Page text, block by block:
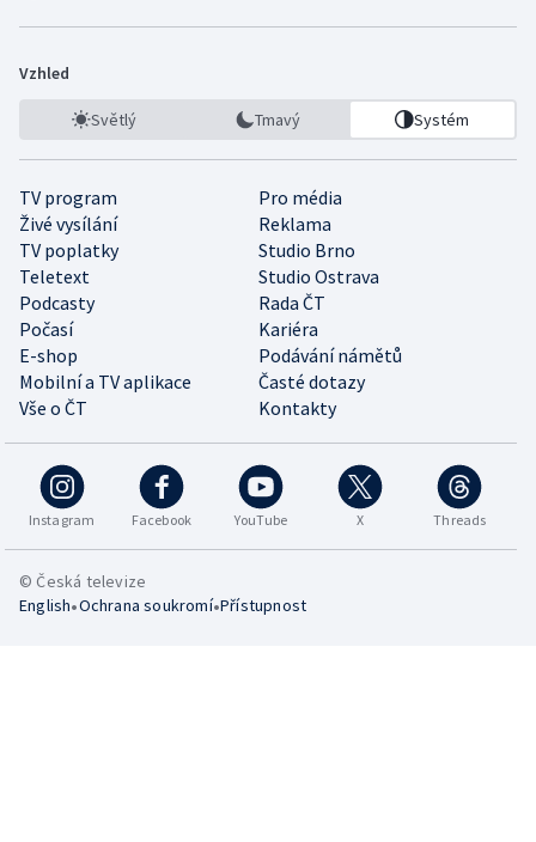
Vzhled
Světlý Tmavý Systém
TV program
Pro média
Živé vysílání
Reklama
TV poplatky
Studio Brno
Teletext
Studio Ostrava
Podcasty
Rada ČT
Počasí
Kariéra
E-shop
Podávání námětů
Mobilní a TV aplikace
Časté dotazy
Vše o ČT
Kontakty
Instagram Facebook YouTube X Threads
© Česká televize
English•Ochrana soukromí•Přístupnost